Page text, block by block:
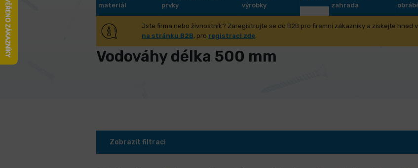
materiál
prvky
výrobky
zahrada
Jste firma nebo živnostník? Zaregistrujte se do B2B pro firemní zákazníky a získejte hned
na stránku B2B, pro registraci zde.
Úvod Měřidla Vodováhy Vodováhy délka 500 mm
Vodováhy délka 500 mm
Zobrazit filtraci